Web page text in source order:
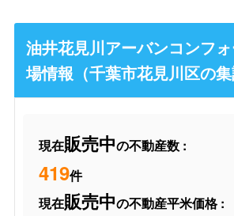
油井花見川アーバンコンフ
場情報（千葉市花見川区の集
現在販売中の不動産数 :
419件
現在販売中の不動産平米価格 :